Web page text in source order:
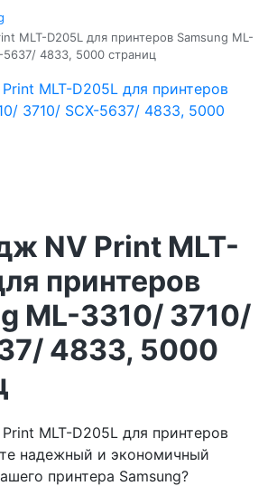
MLT-D205L для принтеров Samsung ML-
5637/ 4833, 5000 страниц
NV Print MLT-
принтеров
ML-3310/ 3710/
4833, 5000
MLT-D205L для принтеров
надежный и экономичный
принтера Samsung?